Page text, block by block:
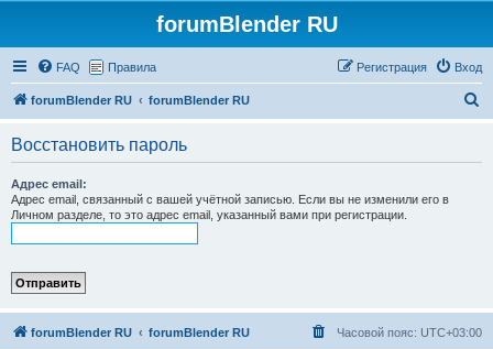
forumBlender RU
FAQ Правила Вход
Регистрация
forumBlender RU forumBlender RU
Восстановить пароль
Адрес email:
Адрес email, связанный с вашей учётной записью. Если вы не изменили его в
Личном разделе, то это адрес email, указанный вами при регистрации.
forumBlender RU forumBlender RU Часовой пояс: UTC+03:00